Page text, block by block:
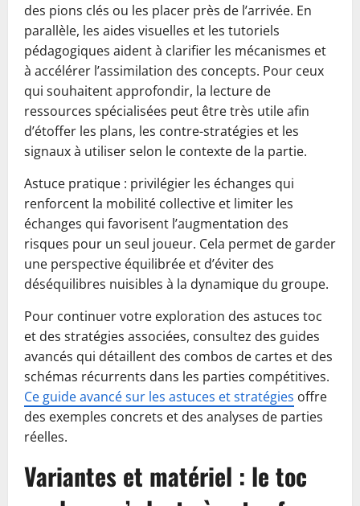
des pions clés ou les placer près de l’arrivée. En
parallèle, les aides visuelles et les tutoriels
pédagogiques aident à clarifier les mécanismes et
à accélérer l’assimilation des concepts. Pour ceux
qui souhaitent approfondir, la lecture de
ressources spécialisées peut être très utile afin
d’étoffer les plans, les contre-stratégies et les
signaux à utiliser selon le contexte de la partie.
Astuce pratique : privilégier les échanges qui
renforcent la mobilité collective et limiter les
échanges qui favorisent l’augmentation des
risques pour un seul joueur. Cela permet de garder
une perspective équilibrée et d’éviter des
déséquilibres nuisibles à la dynamique du groupe.
Pour continuer votre exploration des astuces toc
et des stratégies associées, consultez des guides
avancés qui détaillent des combos de cartes et des
schémas récurrents dans les parties compétitives.
Ce guide avancé sur les astuces et stratégies offre
des exemples concrets et des analyses de parties
réelles.
Variantes et matériel : le toc